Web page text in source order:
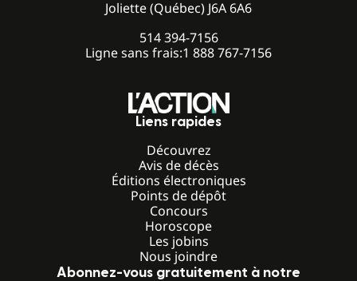
Joliette (Québec) J6A 6A6
514 394-7156
Ligne sans frais:1 888 767-7156
Liens rapides
Découvrez
Avis de décès
Éditions électroniques
Points de dépôt
Concours
Horoscope
Les jobins
Nous joindre
Abonnez-vous gratuitement à notre